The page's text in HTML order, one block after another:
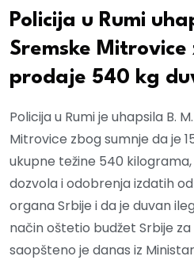
Policija u Rumi
Sremske
prodaje 540 kg
Policija u Rumi je uhapsila B.
Mitrovice zbog sumnje da je
ukupne težine 540
dozvola i odobrenja izdatih
organa Srbije i da je duvan
način oštetio budžet Srbije
saopšteno je danas iz